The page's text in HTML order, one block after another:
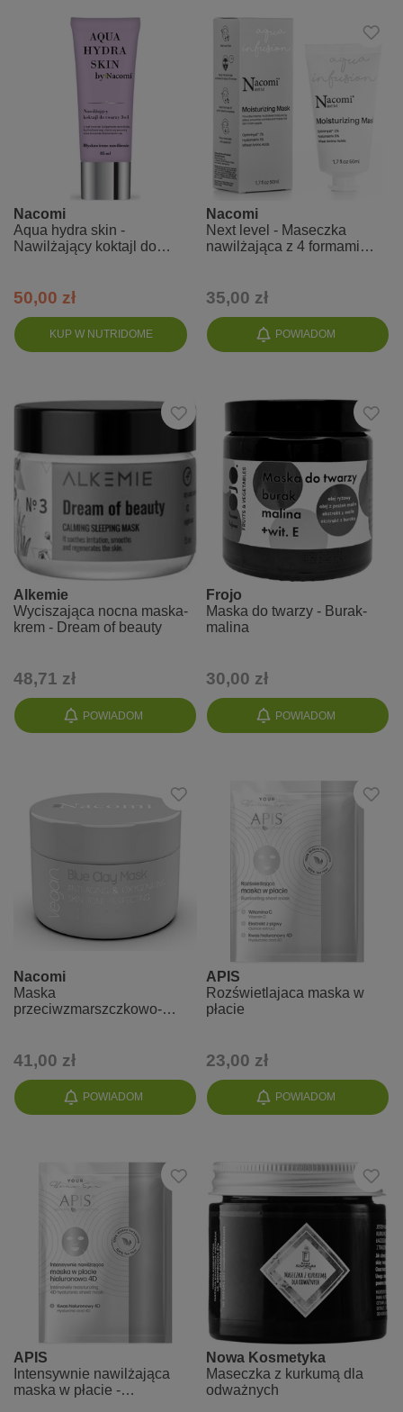
KUP W NUTRIDOME
Nacomi
Aqua hydra skin -
Nawilżający koktajl do
50,00 zł
POWIADOM
Nacomi
Next level - Maseczka
nawilżająca z 4 formami
35,00 zł
POWIADOM
Alkemie
Wyciszająca nocna maska-
krem - Dream of beauty
48,71 zł
POWIADOM
Frojo
Maska do twarzy - Burak-
malina
30,00 zł
POWIADOM
Nacomi
Maska
przeciwzmarszczkowo-
41,00 zł
POWIADOM
APIS
Rozświetlajaca maska w
płacie
23,00 zł
APIS
Intensywnie nawilżająca
maska w płacie -
Nowa Kosmetyka
Maseczka z kurkumą dla
odważnych